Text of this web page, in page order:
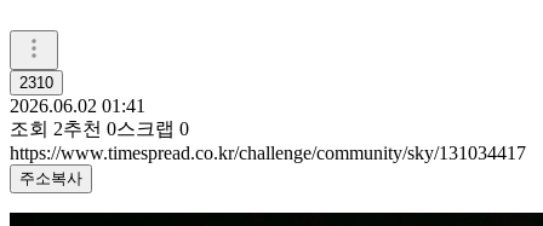
2310
2026.06.02 01:41
조회 2추천 0스크랩 0
https://www.timespread.co.kr/challenge/community/sky/131034417
주소복사